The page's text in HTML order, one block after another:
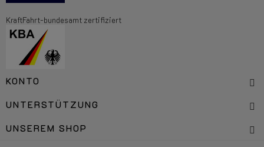
KraftFahrt-bundesamt zertifiziert
KONTO
UNTERSTÜTZUNG
UNSEREM SHOP